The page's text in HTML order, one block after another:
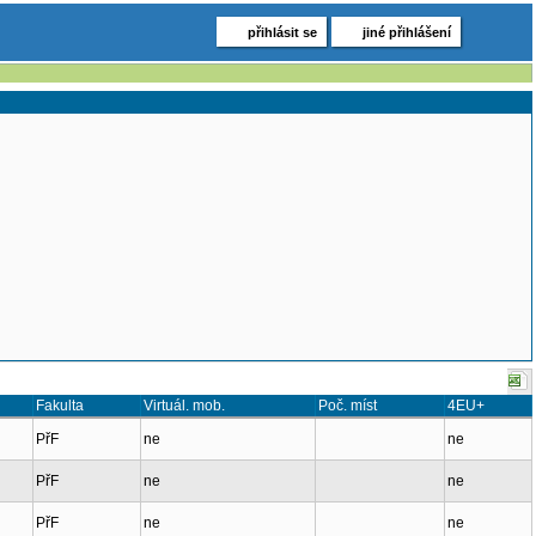
přihlásit se jiné přihlášení
Fakulta Virtuál. mob. Poč. míst
4EU+
PřF ne ne
PřF ne ne
PřF ne ne